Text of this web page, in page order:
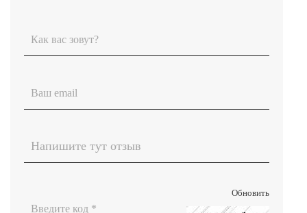
Обновить